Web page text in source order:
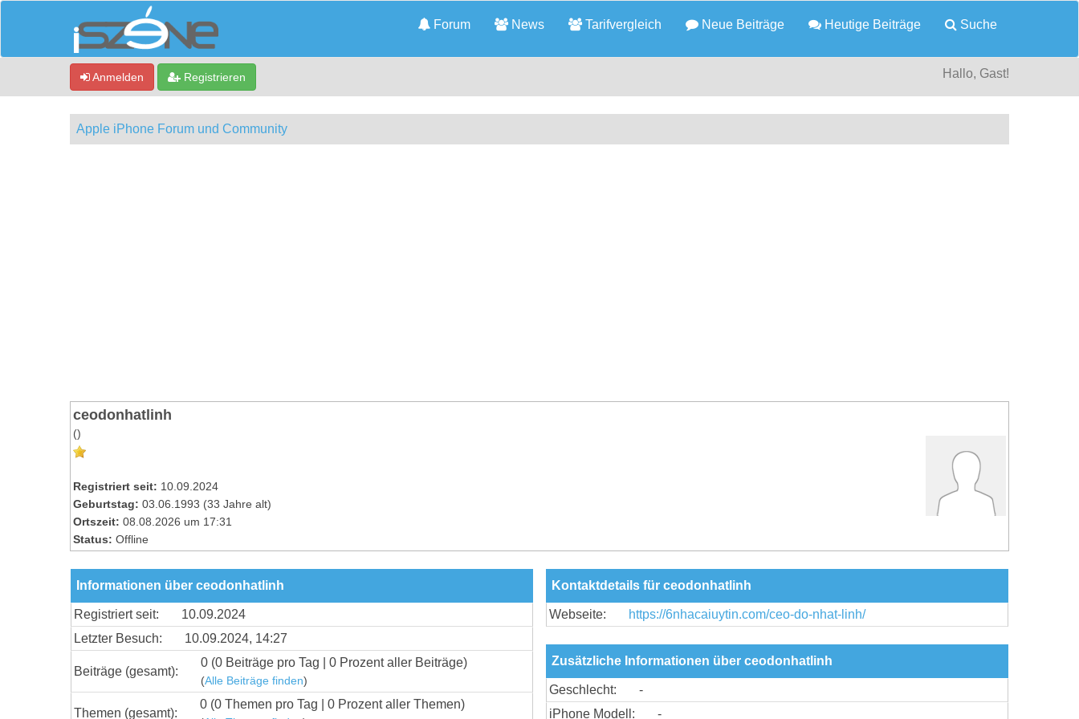
Forum News Tarifvergleich Neue Beiträge Heutige Beiträge Suche
Anmelden Registrieren Hallo, Gast!
Apple iPhone Forum und Community
ceodonhatlinh
()
Registriert seit: 10.09.2024
Geburtstag: 03.06.1993 (33 Jahre alt)
Ortszeit: 08.08.2026 um 17:31
Status: Offline
Informationen über ceodonhatlinh
Registriert seit:
10.09.2024
Letzter Besuch:
10.09.2024, 14:27
Beiträge (gesamt):
0 (0 Beiträge pro Tag | 0 Prozent aller Beiträge)
(Alle Beiträge finden)
Themen (gesamt):
0 (0 Themen pro Tag | 0 Prozent aller Themen)
Kontaktdetails für ceodonhatlinh
Webseite: https://6nhacaiuytin.com/ceo-do-nhat-linh/
Zusätzliche Informationen über ceodonhatlinh
Geschlecht:
-
iPhone Modell:
-